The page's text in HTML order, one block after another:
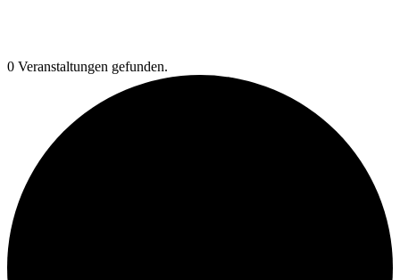
0 Veranstaltungen gefunden.